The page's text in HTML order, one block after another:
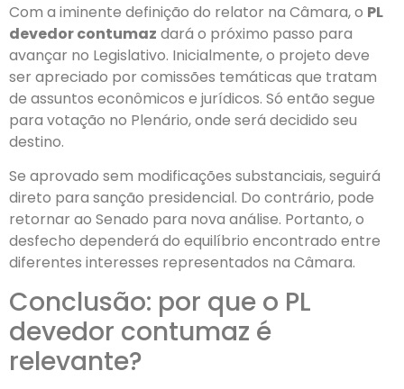
Com a iminente definição do relator na Câmara, o PL
devedor contumaz dará o próximo passo para
avançar no Legislativo. Inicialmente, o projeto deve
ser apreciado por comissões temáticas que tratam
de assuntos econômicos e jurídicos. Só então segue
para votação no Plenário, onde será decidido seu
destino.
Se aprovado sem modificações substanciais, seguirá
direto para sanção presidencial. Do contrário, pode
retornar ao Senado para nova análise. Portanto, o
desfecho dependerá do equilíbrio encontrado entre
diferentes interesses representados na Câmara.
Conclusão: por que o PL
devedor contumaz é
relevante?